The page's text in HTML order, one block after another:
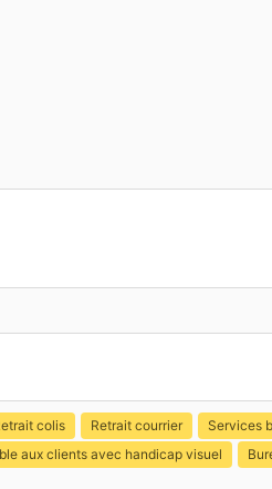
colis Retrait courrier Services
aux clients avec handicap visuel